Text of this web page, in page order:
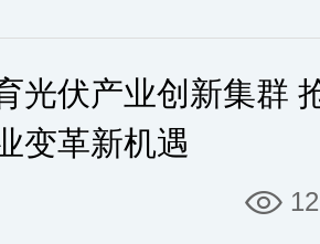
光伏产业创新集群
变革新机遇